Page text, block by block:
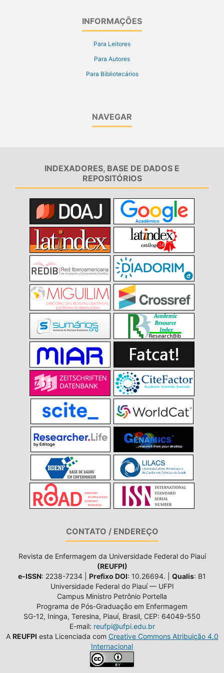
INFORMAÇÕES
Para Leitores
Para Autores
Para Bibliotecários
NAVEGAR
INDEXADORES, BASE DE DADOS E
REPOSITÓRIOS
CONTATO / ENDEREÇO
Revista de Enfermagem da Universidade Federal do Piauí
(REUFPI)
e-ISSN: 2238-7234 | Prefixo DOI: 10.26694. | Qualis: B1
Universidade Federal do Piauí — UFPI
Campus Ministro Petrônio Portella
Programa de Pós-Graduação em Enfermagem
SG-12, Ininga, Teresina, Piauí, Brasil, CEP: 64049-550
E-mail: reufpi@ufpi.edu.br
A REUFPI esta Licenciada com Creative Commons Atribuição 4.0
Internacional